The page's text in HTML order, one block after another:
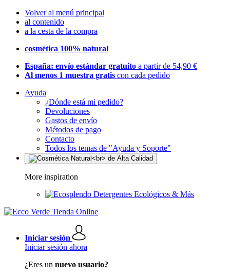
Volver al menú principal
al contenido
a la cesta de la compra
cosmética 100% natural
España: envío estándar gratuito a partir de 54,90 €
Al menos 1 muestra gratis con cada pedido
Ayuda
¿Dónde está mi pedido?
Devoluciones
Gastos de envío
Métodos de pago
Contacto
Todos los temas de "Ayuda y Soporte"
More inspiration
Detergentes Ecológicos & Más
Iniciar sesión
Iniciar sesión ahora
¿Eres un nuevo usuario?